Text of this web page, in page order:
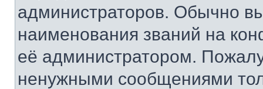
администраторов. Обычно
наименования званий на
её администратором.
ненужными сообщениями